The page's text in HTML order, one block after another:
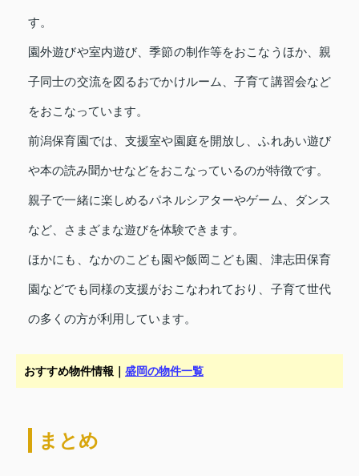
す。
園外遊びや室内遊び、季節の制作等をおこなうほか、親
子同士の交流を図るおでかけルーム、子育て講習会など
をおこなっています。
前潟保育園では、支援室や園庭を開放し、ふれあい遊び
や本の読み聞かせなどをおこなっているのが特徴です。
親子で一緒に楽しめるパネルシアターやゲーム、ダンス
など、さまざまな遊びを体験できます。
ほかにも、なかのこども園や飯岡こども園、津志田保育
園などでも同様の支援がおこなわれており、子育て世代
の多くの方が利用しています。
おすすめ物件情報｜ 盛岡の物件一覧
まとめ